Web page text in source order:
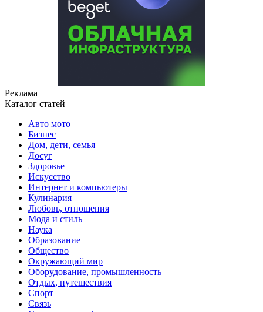
Реклама
Каталог статей
Авто мото
Бизнес
Дом, дети, семья
Досуг
Здоровье
Искусство
Интернет и компьютеры
Кулинария
Любовь, отношения
Мода и стиль
Наука
Образование
Общество
Окружающий мир
Оборудование, промышленность
Отдых, путешествия
Спорт
Связь